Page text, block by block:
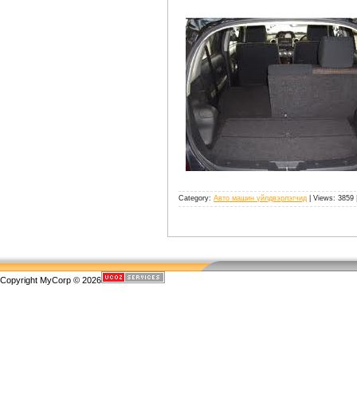
Category: Авто машин үйлдвэрлэгчид | Views:
Copyright MyCorp © 2026